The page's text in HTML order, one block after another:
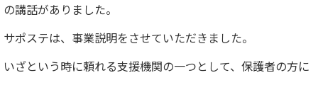
の講話がありました。
サポステは、事業説明をさせていただきました。
いざという時に頼れる支援機関の一つとして、保護者の方に